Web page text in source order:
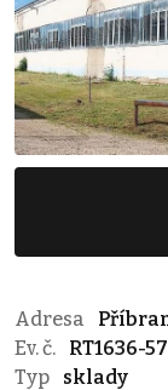
Adresa
Ev. č.
RT1636-
Typ
sklady